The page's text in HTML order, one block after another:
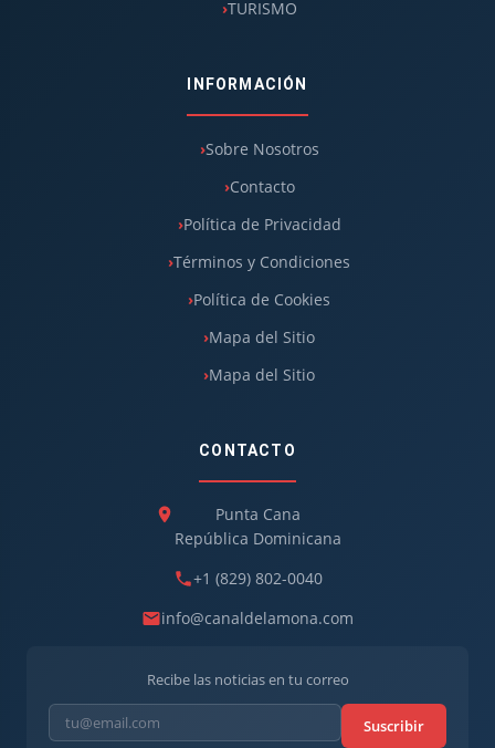
TURISMO
INFORMACIÓN
Sobre Nosotros
Contacto
Política de Privacidad
Términos y Condiciones
Política de Cookies
Mapa del Sitio
Mapa del Sitio
CONTACTO
Punta Cana
República Dominicana
+1 (829) 802-0040
info@canaldelamona.com
Recibe las noticias en tu correo
Suscribir